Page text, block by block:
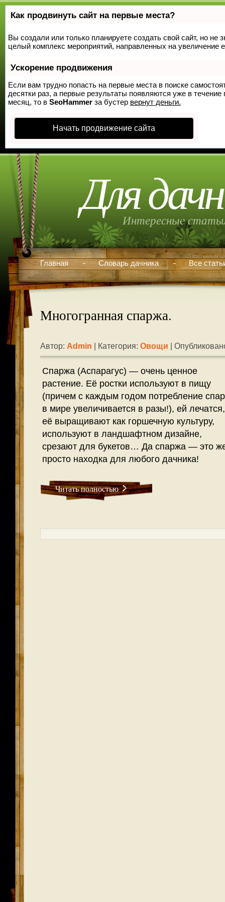
Как продвинуть сайт на первые места?
Вы создали или только планируете создать свой сайт, но не
целый комплекс мероприятий, направленных на увеличение
Ускорение продвижения
Если вам трудно попасть на первые места в поиске
десятки раз, а первые результаты появляются уже в
месяц, то в SeoHammer за бустер вернут деньги.
Начать продвижение сайта
Для
Интересные
Главная Словарь дачника Все
Многогранная спаржа.
Автор: Admin | Категория: Овощи |
Спаржа (Аспарагус) — очень ценное
растение. Её ростки используют в пищу
(причем с каждым годом потребление
в мире увеличивается в разы!), ей лечатся,
её выращивают как горшечную культуру,
используют в ландшафтном дизайне,
срезают для букетов… Да спаржа — это
просто находка для любого дачника!
Читать полностью